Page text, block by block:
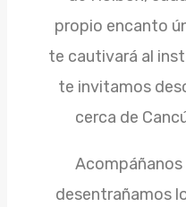
propio encanto
te cautivará al
te invitamos
cerca de
desentrañamos